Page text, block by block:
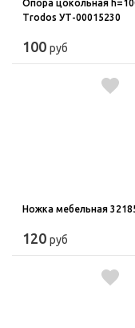
Опора цокольная
Trodos УТ-00015230
100 руб
Ножка мебельная
120 руб